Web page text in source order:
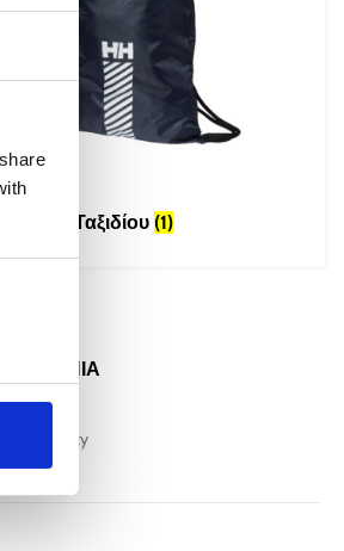
Ταξιδίου (1)